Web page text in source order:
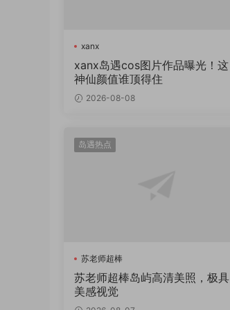
xanx
xanx岛遇cos图片作品曝光！这
神仙颜值谁顶得住
2026-08-08
岛遇热点
苏老师超棒
苏老师超棒岛屿高清美照，极具
美感视觉